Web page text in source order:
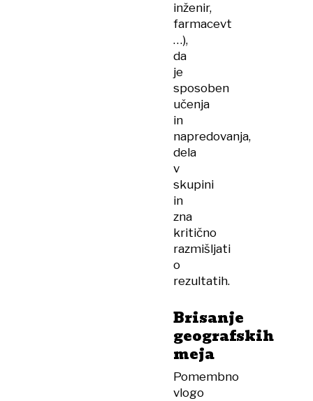
inženir,
farmacevt
…),
da
je
sposoben
učenja
in
napredovanja,
dela
v
skupini
in
zna
kritično
razmišljati
o
rezultatih.
Brisanje
geografskih
meja
Pomembno
vlogo